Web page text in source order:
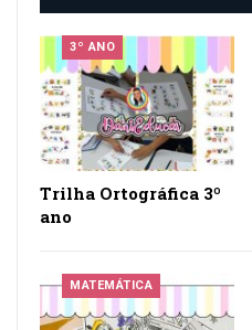
3º ANO
Trilha Ortográfica 3º
ano
MATEMÁTICA